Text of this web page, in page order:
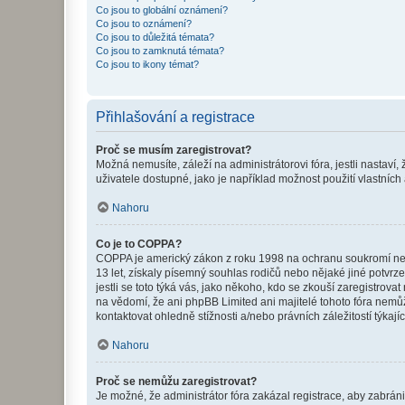
Co jsou to globální oznámení?
Co jsou to oznámení?
Co jsou to důležitá témata?
Co jsou to zamknutá témata?
Co jsou to ikony témat?
Přihlašování a registrace
Proč se musím zaregistrovat?
Možná nemusíte, záleží na administrátorovi fóra, jestli
uživatele dostupné, jako je například možnost použití
Nahoru
Co je to COPPA?
COPPA je americký zákon z roku 1998 na ochranu soukromí
13 let, získaly písemný souhlas rodičů nebo nějaké jiné
jestli se toto týká vás, jako někoho, kdo se zkouší
na vědomí, že ani phpBB Limited ani majitelé tohoto fóra
kontaktovat ohledně stížnosti a/nebo právních záležitostí
Nahoru
Proč se nemůžu zaregistrovat?
Je možné, že administrátor fóra zakázal registrace, aby